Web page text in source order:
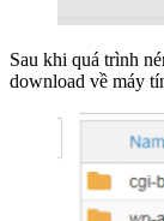
Sau khi quá trình
download về máy